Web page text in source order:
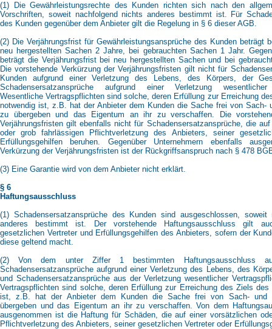
(1) Die Gewährleistungsrechte des Kunden richten sich nach den
Vorschriften, soweit nachfolgend nichts anderes bestimmt ist. Für
des Kunden gegenüber dem Anbieter gilt die Regelung in § 6 dieser AGB.
(2) Die Verjährungsfrist für Gewährleistungsansprüche des Kunden beträgt
neu hergestellten Sachen 2 Jahre, bei gebrauchten Sachen 1 Jahr.
beträgt die Verjährungsfrist bei neu hergestellten Sachen und bei
Die vorstehende Verkürzung der Verjährungsfristen gilt nicht für
Kunden aufgrund einer Verletzung des Lebens, des Körpers, der
Schadensersatzansprüche aufgrund einer Verletzung wesentlicher
Wesentliche Vertragspflichten sind solche, deren Erfüllung zur Erreichung
notwendig ist, z.B. hat der Anbieter dem Kunden die Sache frei von Sach-
zu übergeben und das Eigentum an ihr zu verschaffen. Die
Verjährungsfristen gilt ebenfalls nicht für Schadensersatzansprüche, die
oder grob fahrlässigen Pflichtverletzung des Anbieters, seiner
Erfüllungsgehilfen beruhen. Gegenüber Unternehmern ebenfalls
Verkürzung der Verjährungsfristen ist der Rückgriffsanspruch nach § 478
(3) Eine Garantie wird von dem Anbieter nicht erklärt.
§ 6
Haftungsausschluss
(1) Schadensersatzansprüche des Kunden sind ausgeschlossen, soweit
anderes bestimmt ist. Der vorstehende Haftungsausschluss gilt
gesetzlichen Vertreter und Erfüllungsgehilfen des Anbieters, sofern der
diese geltend macht.
(2) Von dem unter Ziffer 1 bestimmten Haftungsausschluss
Schadensersatzansprüche aufgrund einer Verletzung des Lebens, des
und Schadensersatzansprüche aus der Verletzung wesentlicher
Vertragspflichten sind solche, deren Erfüllung zur Erreichung des Ziels des
ist, z.B. hat der Anbieter dem Kunden die Sache frei von Sach- und
übergeben und das Eigentum an ihr zu verschaffen. Von dem
ausgenommen ist die Haftung für Schäden, die auf einer vorsätzlichen
Pflichtverletzung des Anbieters, seiner gesetzlichen Vertreter oder